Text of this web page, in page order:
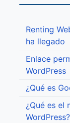
Renting
ha llegado
Enlace
WordPress
¿Qué es
¿Qué es el
WordPress?